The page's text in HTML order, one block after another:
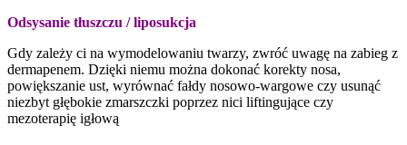
Odsysanie tłuszczu / liposukcja
Gdy zależy ci na wymodelowaniu twarzy, zwróć uwagę na zabieg z
dermapenem. Dzięki niemu można dokonać korekty nosa,
powiększanie ust, wyrównać fałdy nosowo-wargowe czy usunąć
niezbyt głębokie zmarszczki poprzez nici liftingujące czy
mezoterapię igłową